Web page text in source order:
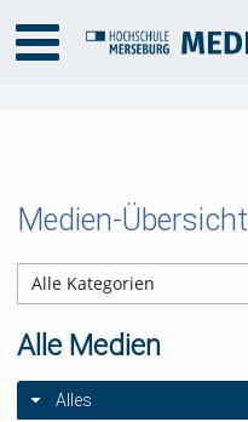
Medien-Übersicht
Alle Medien
Alles